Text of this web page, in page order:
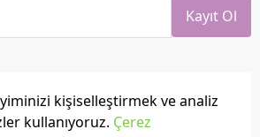
kişiselleştirmek ve analiz
kullanıyoruz. Çerez
Kayıt Ol